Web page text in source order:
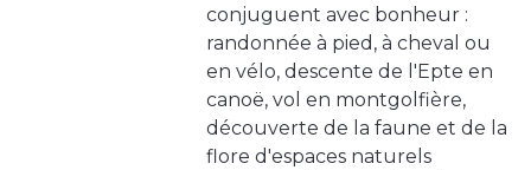
conjuguent avec bonheur :
randonnée à pied, à cheval ou
en vélo, descente de l'Epte en
canoë, vol en montgolfière,
découverte de la faune et de la
flore d'espaces naturels